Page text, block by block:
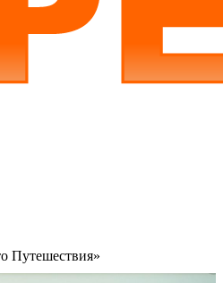
Путешествия»